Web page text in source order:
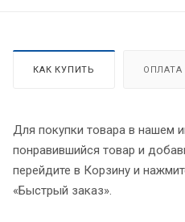
КАК КУПИТЬ ОПЛАТА
Для покупки товара в нашем
понравившийся товар и
перейдите в Корзину и
«Быстрый заказ».